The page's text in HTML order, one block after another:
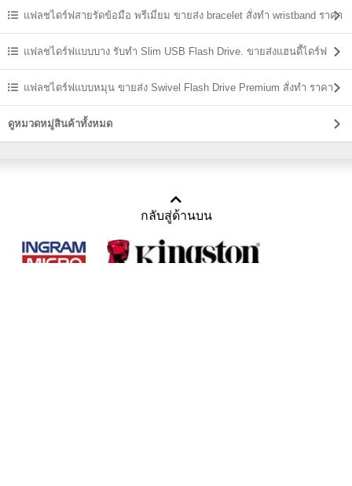
ส่ง แฟลชไดร์ฟสายรัดข้อมือ พรีเมี่ยม ขายส่ง bracelet สั่งทำ wristband ราคา
ถูก แฟลชไดร์ฟแบบบาง รับทำ Slim USB Flash Drive. ขายส่งแฮนดี้ไดร์ฟ
ราคาถูกแฟลชไดร์ฟแบบหมุน ขายส่ง Swivel Flash Drive Premium สั่งทำ ราคา
ถูก
ดูหมวดหมู่สินค้าทั้งหมด
กลับสู่ด้านบน